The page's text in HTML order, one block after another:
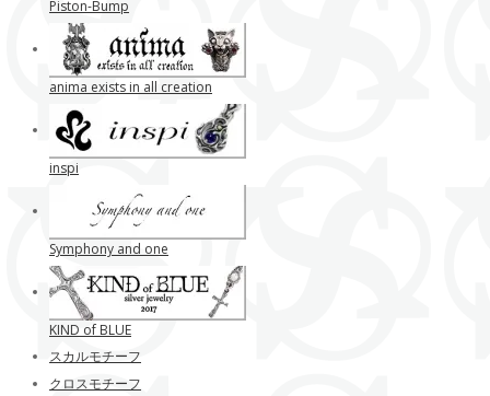
Piston-Bump
anima exists in all creation
inspi
Symphony and one
KIND of BLUE
スカルモチーフ
クロスモチーフ